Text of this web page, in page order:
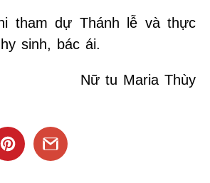
tham dự Thánh lễ và thực
sinh, bác ái.
Nữ tu Maria Thùy